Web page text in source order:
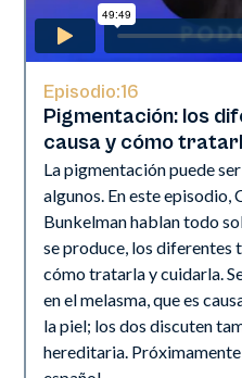
Episodio:16
Pigmentación: los
causa y cómo
La pigmentación puede
algunos. En este episodio,
Bunkelman hablan todo
se produce, los diferentes
cómo tratarla y cuidarla.
en el melasma, que es
la piel; los dos discuten
hereditaria.